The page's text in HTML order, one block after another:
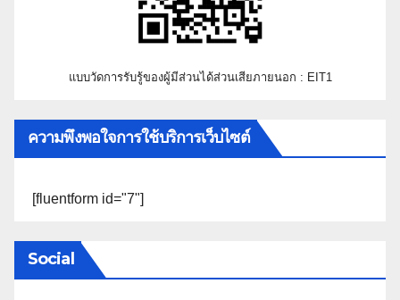
แบบวัดการรับรู้ของผู้มีส่วนได้ส่วนเสียภายนอก : EIT1
ความพึงพอใจการใช้บริการเว็บไซต์
[fluentform id="7"]
Social